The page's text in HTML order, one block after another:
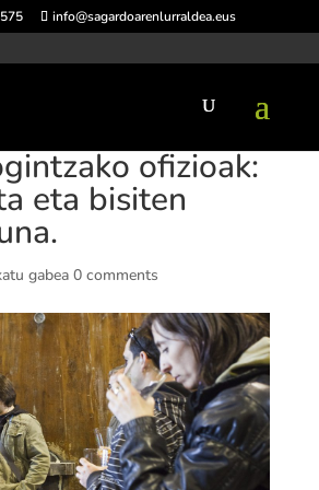
info@sagardoarenlurraldea.eus
ofizioak:
eta bisiten
gabea 0 comments